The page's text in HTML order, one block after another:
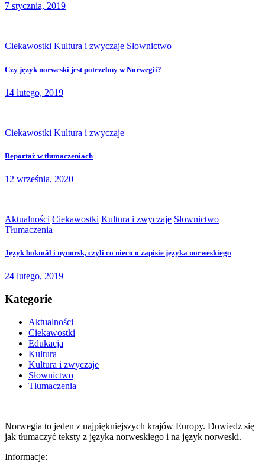
7 stycznia, 2019
Ciekawostki Kultura i zwyczaje Słownictwo
Czy język norweski jest potrzebny w Norwegii?
14 lutego, 2019
Ciekawostki Kultura i zwyczaje
Reportaż w tłumaczeniach
12 września, 2020
Aktualności Ciekawostki Kultura i zwyczaje Słownictwo
Tłumaczenia
Język bokmål i nynorsk, czyli co nieco o zapisie języka norweskiego
24 lutego, 2019
Kategorie
Aktualności
Ciekawostki
Edukacja
Kultura
Kultura i zwyczaje
Słownictwo
Tłumaczenia
Norwegia to jeden z najpiękniejszych krajów Europy. Dowiedz się
jak tłumaczyć teksty z języka norweskiego i na język norweski.
Informacje: